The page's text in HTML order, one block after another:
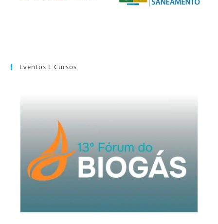
Eventos E Cursos